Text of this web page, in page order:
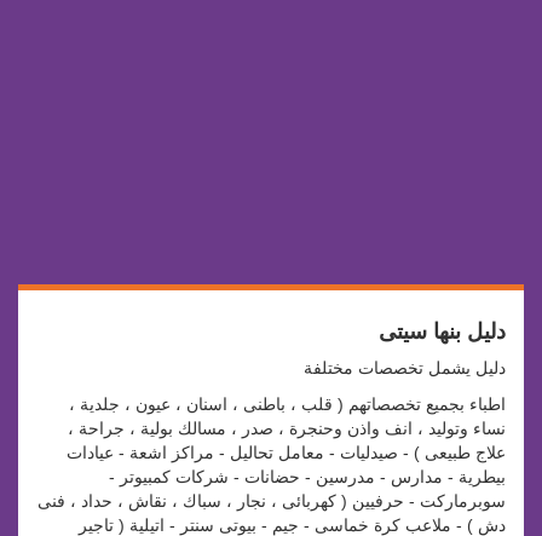
دليل بنها سيتى
دليل يشمل تخصصات مختلفة
اطباء بجميع تخصصاتهم ( قلب ، باطنى ، اسنان ، عيون ، جلدية ،
نساء وتوليد ، انف واذن وحنجرة ، صدر ، مسالك بولية ، جراحة ،
علاج طبيعى ) - صيدليات - معامل تحاليل - مراكز اشعة - عيادات
بيطرية - مدارس - مدرسين - حضانات - شركات كمبيوتر -
سوبرماركت - حرفيين ( كهربائى ، نجار ، سباك ، نقاش ، حداد ، فنى
دش ) - ملاعب كرة خماسى - جيم - بيوتى سنتر - اتيلية ( تاجير